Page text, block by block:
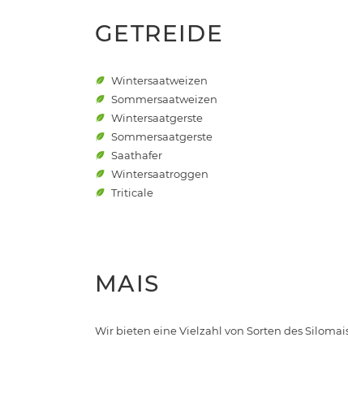
GETREIDE
Wintersaatweizen
Sommersaatweizen
Wintersaatgerste
Sommersaatgerste
Saathafer
Wintersaatroggen
Triticale
MAIS
Wir bieten eine Vielzahl von Sorten des